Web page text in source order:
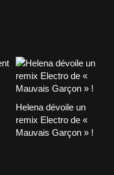
Helena dévoile un
remix Electro de «
Mauvais Garçon » !